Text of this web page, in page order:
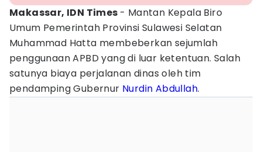
Makassar, IDN Times - Mantan Kepala Biro
Umum Pemerintah Provinsi Sulawesi Selatan
Muhammad Hatta membeberkan sejumlah
penggunaan APBD yang di luar ketentuan. Salah
satunya biaya perjalanan dinas oleh tim
pendamping Gubernur Nurdin Abdullah.